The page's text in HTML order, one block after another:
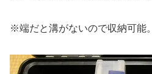
※端だと溝がないので収納可能。